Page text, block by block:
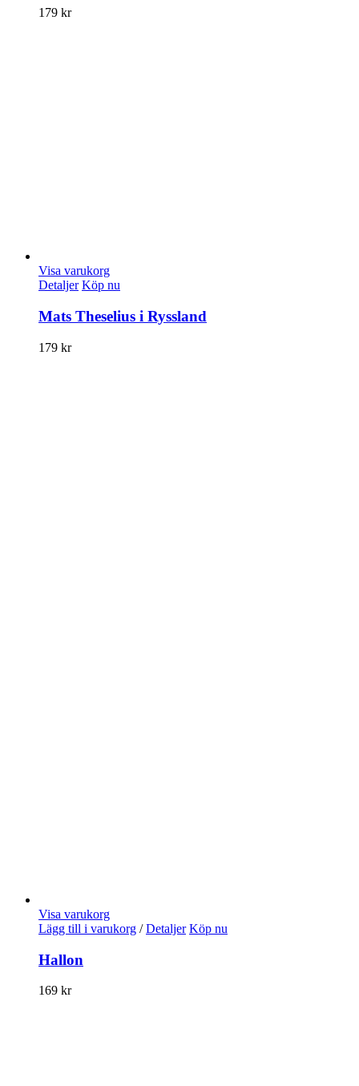
179 kr
Visa varukorg
Detaljer Köp nu
Mats Theselius i Ryssland
179 kr
Visa varukorg
Lägg till i varukorg / Detaljer Köp nu
Hallon
169 kr